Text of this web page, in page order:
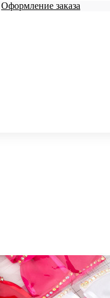
Оформление заказа